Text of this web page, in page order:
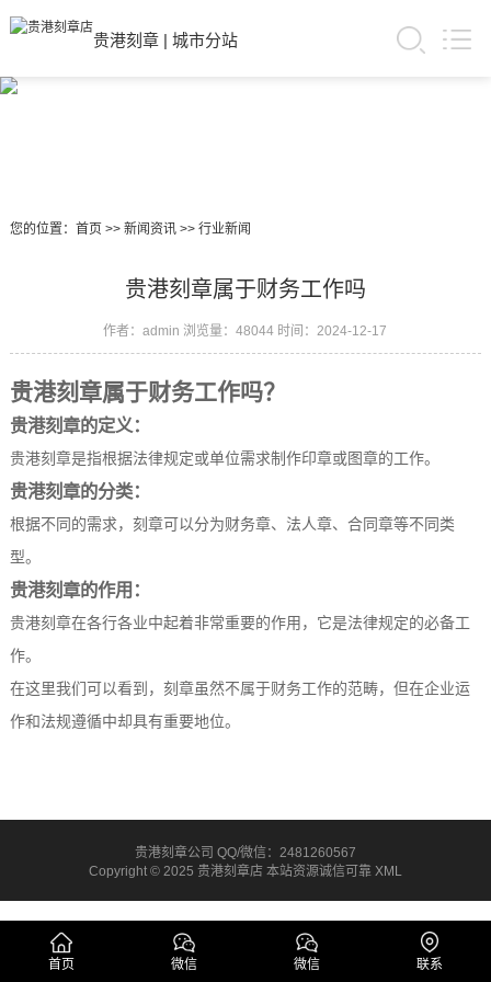
贵港刻章| 城市分站
您的位置： 首页 >> 新闻资讯>> 行业新闻
贵港刻章属于财务工作吗
作者：admin 浏览量：48044 时间：2024-12-17
贵港刻章属于财务工作吗？
贵港刻章的定义：
贵港刻章是指根据法律规定或单位需求制作印章或图章的工作。
贵港刻章的分类：
根据不同的需求，刻章可以分为财务章、法人章、合同章等不同类
型。
贵港刻章的作用：
贵港刻章在各行各业中起着非常重要的作用，它是法律规定的必备工
作。
在这里我们可以看到，刻章虽然不属于财务工作的范畴，但在企业运
作和法规遵循中却具有重要地位。
贵港刻章公司 QQ/微信：2481260567
Copyright © 2025 贵港刻章店 本站资源诚信可靠 XML
首页 微信 微信 联系